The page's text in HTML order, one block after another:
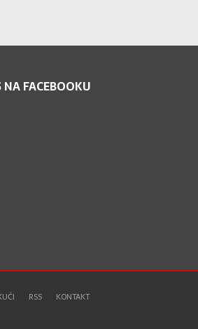
FACEBOOKU
RSS KONTAKT